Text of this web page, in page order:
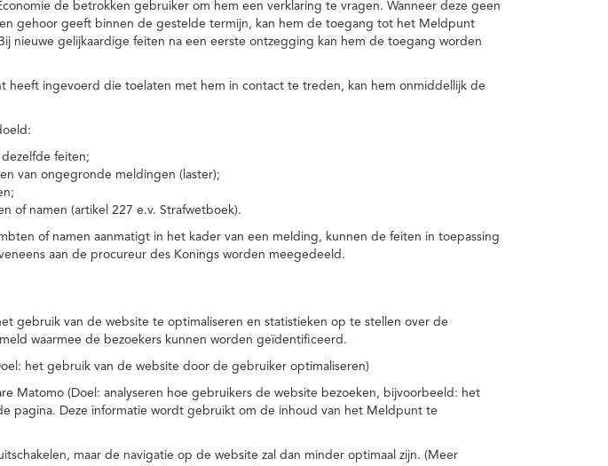
de betrokken gebruiker om hem een verklaring te vragen. Wanneer deze geen
gehoor geeft binnen de gestelde termijn, kan hem de toegang tot het Meldpunt
nieuwe gelijkaardige feiten na een eerste ontzegging kan hem de toegang worden
heeft ingevoerd die toelaten met hem in contact te treden, kan hem onmiddellijk de
feiten;
van ongegronde meldingen (laster);
of namen (artikel 227 e.v. Strafwetboek).
of namen aanmatigt in het kader van een melding, kunnen de feiten in toepassing
aan de procureur des Konings worden meegedeeld.
gebruik van de website te optimaliseren en statistieken op te stellen over de
waarmee de bezoekers kunnen worden geïdentificeerd.
het gebruik van de website door de gebruiker optimaliseren)
Matomo (Doel: analyseren hoe gebruikers de website bezoeken, bijvoorbeeld: het
pagina. Deze informatie wordt gebruikt om de inhoud van het Meldpunt te
maar de navigatie op de website zal dan minder optimaal zijn. (Meer